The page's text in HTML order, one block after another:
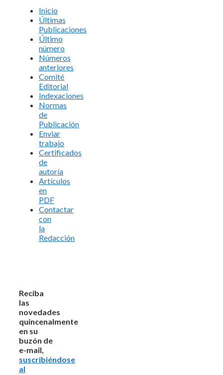
Inicio
Últimas
Publicaciones
Último
número
Números
anteriores
Comité
Editorial
Indexaciones
Normas
de
Publicación
Enviar
trabajo
Certificados
de
autoría
Artículos
en
PDF
Contactar
con
la
Redacción
Reciba
las
novedades
quincenalmente
en su
buzón de
e-mail,
suscribiéndose
al